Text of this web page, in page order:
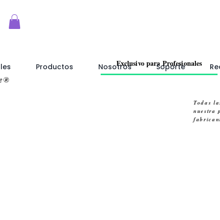
Exclusivo para Profesionales
Todas
nuestra
Productos Nosotros Soporte